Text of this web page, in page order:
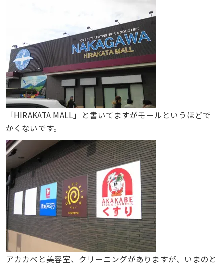
「HIRAKATA MALL」と書いてますがモールというほどで
かくないです。
アカカベと美容室、クリーニングがありますが、いまのと